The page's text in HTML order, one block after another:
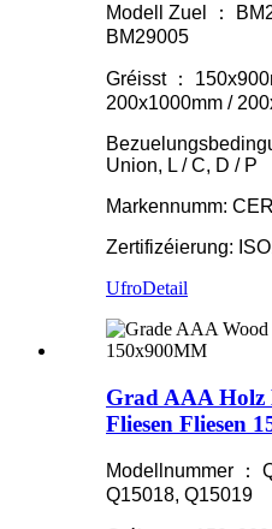
Modell Zuel ：
BM29005
Gréisst ：
200x1000mm /
Union, L / C, D / P
Markennumm:
Zertifizéierung:
UfroDetail
Grad AAA
Fliesen Fliesen
Modellnummer ：
Q15018, Q15019